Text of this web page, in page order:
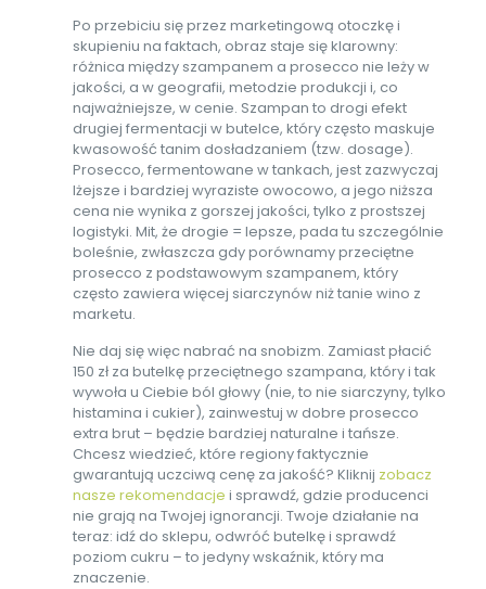
Po przebiciu się przez marketingową otoczkę i
skupieniu na faktach, obraz staje się klarowny:
różnica między szampanem a prosecco nie leży w
jakości, a w geografii, metodzie produkcji i, co
najważniejsze, w cenie. Szampan to drogi efekt
drugiej fermentacji w butelce, który często maskuje
kwasowość tanim dosładzaniem (tzw. dosage).
Prosecco, fermentowane w tankach, jest zazwyczaj
lżejsze i bardziej wyraziste owocowo, a jego niższa
cena nie wynika z gorszej jakości, tylko z prostszej
logistyki. Mit, że drogie = lepsze, pada tu szczególnie
boleśnie, zwłaszcza gdy porównamy przeciętne
prosecco z podstawowym szampanem, który
często zawiera więcej siarczynów niż tanie wino z
marketu.
Nie daj się więc nabrać na snobizm. Zamiast płacić
150 zł za butelkę przeciętnego szampana, który i tak
wywoła u Ciebie ból głowy (nie, to nie siarczyny, tylko
histamina i cukier), zainwestuj w dobre prosecco
extra brut – będzie bardziej naturalne i tańsze.
Chcesz wiedzieć, które regiony faktycznie
gwarantują uczciwą cenę za jakość? Kliknij zobacz
nasze rekomendacje i sprawdź, gdzie producenci
nie grają na Twojej ignorancji. Twoje działanie na
teraz: idź do sklepu, odwróć butelkę i sprawdź
poziom cukru – to jedyny wskaźnik, który ma
znaczenie.